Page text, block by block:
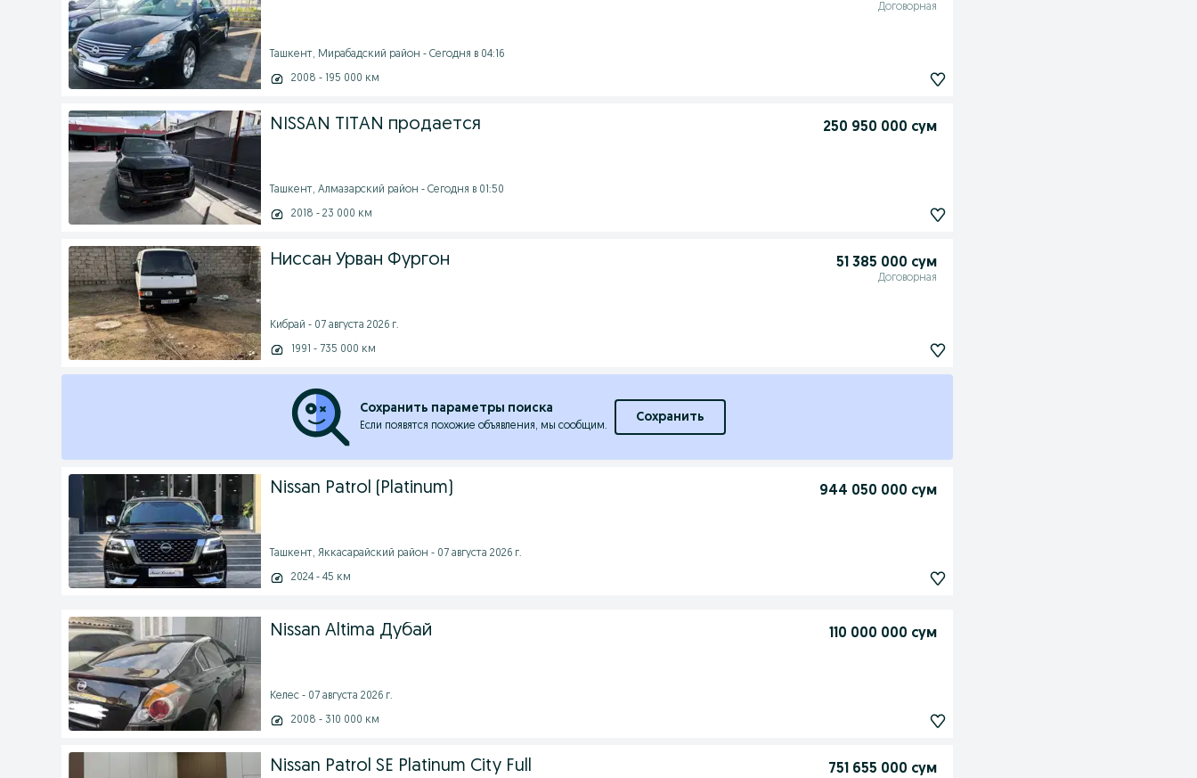
Договорная
Ташкент, Мирабадский район - Сегодня в 04:16
2008 - 195 000 км
NISSAN TITAN продается 250 950 000 сум
Ташкент, Алмазарский район - Сегодня в 01:50
2018 - 23 000 км
Ниссан Урван Фургон 51 385 000 сум
Договорная
Кибрай - 07 августа 2026 г.
1991 - 735 000 км
Сохранить параметры поиска
Если появятся похожие объявления, мы сообщим.
Сохранить
Nissan Patrol (Platinum) 944 050 000 сум
Ташкент, Яккасарайский район - 07 августа 2026 г.
2024 - 45 км
Nissan Altima Дубай 110 000 000 сум
Келес - 07 августа 2026 г.
2008 - 310 000 км
Nissan Patrol SE Platinum City Full 751 655 000 сум